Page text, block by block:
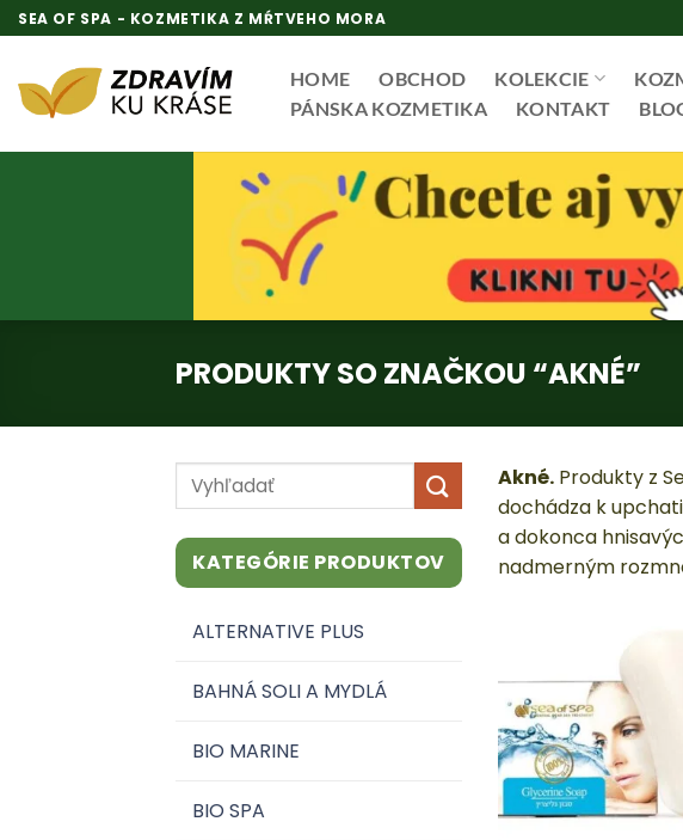
Skip
to
content
SEA OF SPA - KOZMETIKA Z MŔTVEHO MORA
HOME OBCHOD KOLEKCIE
PÁNSKA KOZMETIKA
KONTAKT
PRODUKTY SO ZNAČKOU “AKNÉ”
Hľadať:
KATEGÓRIE PRODUKTOV
ALTERNATIVE PLUS
BAHNÁ SOLI A MYDLÁ
BIO MARINE
BIO SPA
Akné. Produkty z
dochádza k
a dokonca
nadmerným